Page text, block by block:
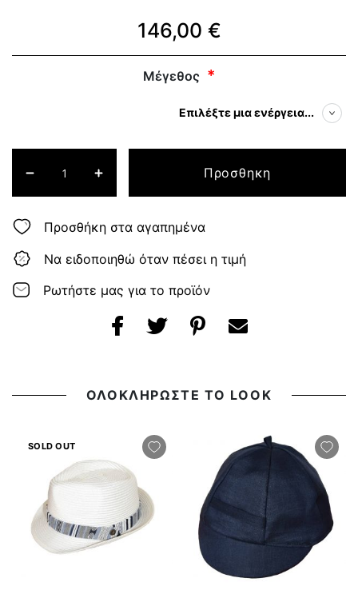
146,00 €
Μέγεθος
Επιλέξτε μια ενέργεια...
Προσθηκη
Προσθήκη στα αγαπημένα
Να ειδοποιηθώ όταν πέσει η τιμή
Ρωτήστε μας για το προϊόν
ΟΛΟΚΛΗΡΩΣΤΕ ΤΟ LOOK
SOLD OUT